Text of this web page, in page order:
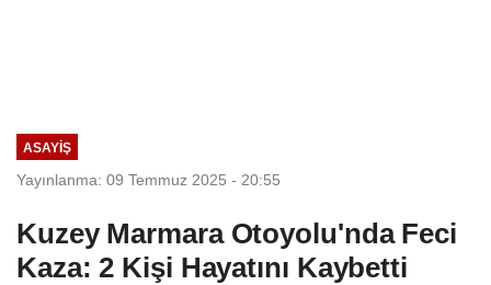
ASAYIŞ
Yayınlanma: 09 Temmuz 2025 - 20:55
Kuzey Marmara Otoyolu'nda Feci
Kaza: 2 Kişi Hayatını Kaybetti